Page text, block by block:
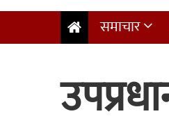
समाचार